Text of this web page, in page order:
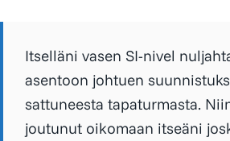
Itselläni vasen SI-nivel
asentoon johtuen
sattuneesta tapaturmasta.
joutunut oikomaan itseäni